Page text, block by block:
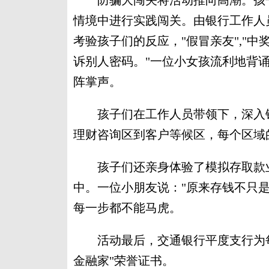
情境中进行实践闯关。由银行工作
考验孩子们的反应，"假冒亲友","中
诉别人密码。"一位小女孩流利地背
阵掌声。
孩子们在工作人员带领下，深入
理财咨询区到客户等候区，每个区
孩子们还亲身体验了模拟存取款
中。一位小朋友说："原来存钱不只
每一步都不能马虎。
活动最后，交通银行平度支行为
金融家"荣誉证书。